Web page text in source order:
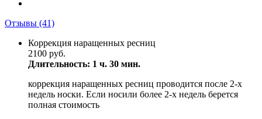
Отзывы (41)
Коррекция наращенных ресниц
2100 руб.
Длительность: 1 ч. 30 мин.
коррекция наращенных ресниц проводится после 2-х
недель носки. Если носили более 2-х недель берется
полная стоимость